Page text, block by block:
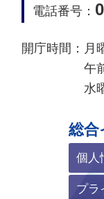
電話番号：
開庁時間： 月
午
水
総合
個人
プラ